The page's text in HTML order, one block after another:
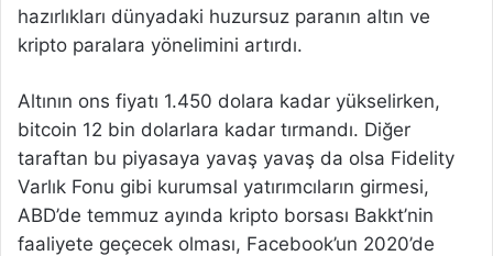
hazırlıkları dünyadaki huzursuz paranın altın ve
kripto paralara yönelimini artırdı.
Altının ons fiyatı 1.450 dolara kadar yükselirken,
bitcoin 12 bin dolarlara kadar tırmandı. Diğer
taraftan bu piyasaya yavaş yavaş da olsa Fidelity
Varlık Fonu gibi kurumsal yatırımcıların girmesi,
ABD’de temmuz ayında kripto borsası Bakkt’nin
faaliyete geçecek olması, Facebook’un 2020’de